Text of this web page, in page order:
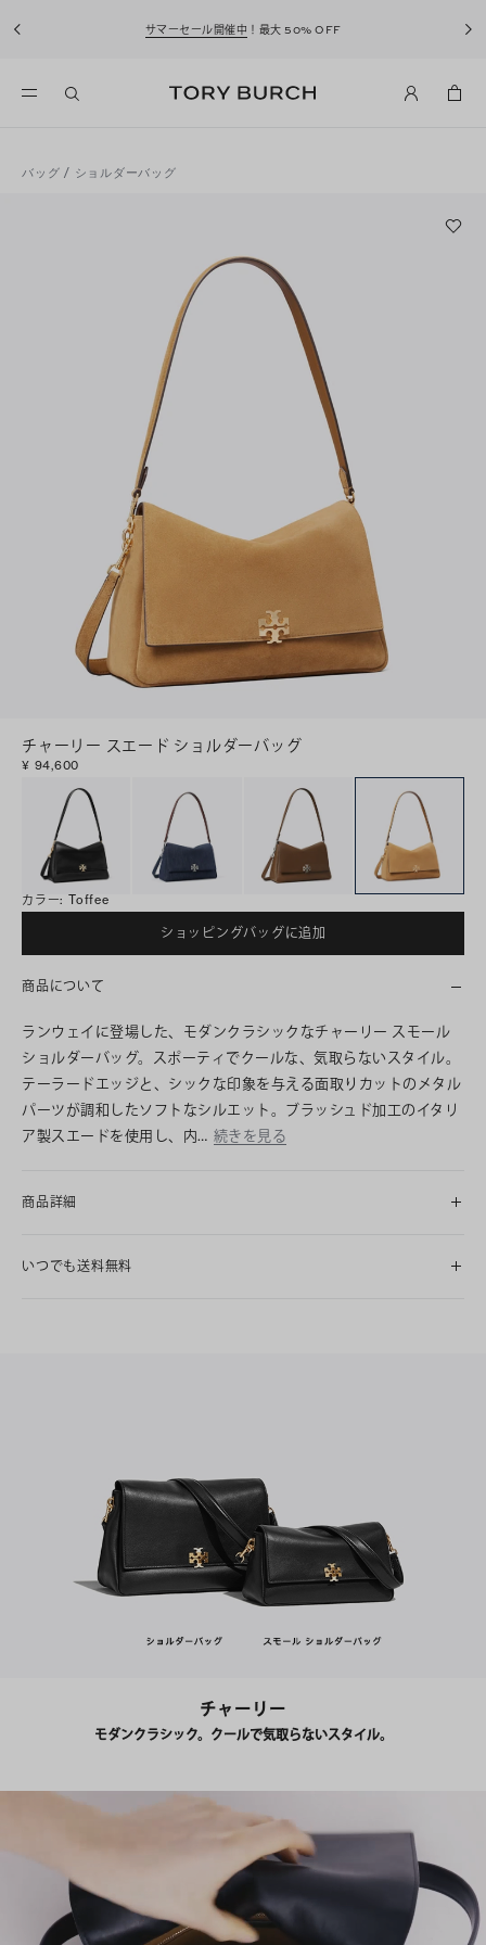
サマーセール開催中 ！最大 50% OFF
バッグ / ショルダーバッグ
チャーリー スエード ショルダーバッグ
¥ 94,600
カラー: Toffee
ショッピングバッグに追加
商品について
ランウェイに登場した、モダンクラシックなチャーリー スモール
ショルダーバッグ。スポーティでクールな、気取らないスタイル。
テーラードエッジと、シックな印象を与える面取りカットのメタル
パーツが調和したソフトなシルエット。ブラッシュド加工のイタリ
ア製スエードを使用し、内… 続きを見る
商品詳細
いつでも送料無料
チャーリー
モダンクラシック。クールで気取らないスタイル。